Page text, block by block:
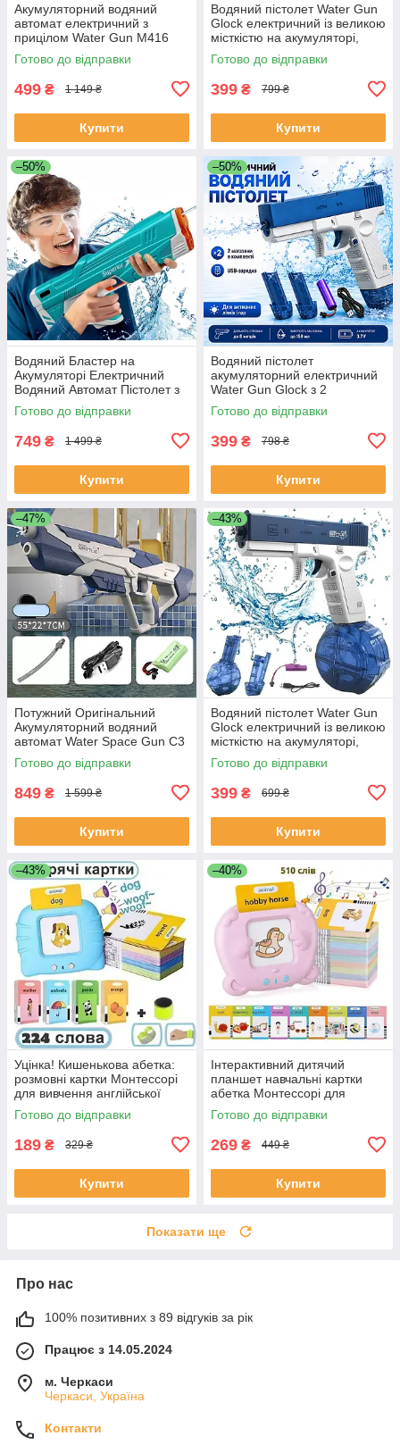
Акумуляторний водяний
автомат електричний з
прицілом Water Gun M416
синій Водні автомати
Готово до відправки
499 ₴ 1 149 ₴
Купити
Водяний пістолет Water Gun
Glock електричний із великою
місткістю на акумуляторі,
заряджання USB Синій
Готово до відправки
399 ₴ 799 ₴
Купити
–50%
Водяний Бластер на
Акумуляторі Електричний
Водяний Автомат Пістолет з
Автоматичним Насосом
Superior Gun Водні автомати
Готово до відправки
749 ₴ 1 499 ₴
Купити
–50%
Водяний пістолет
акумуляторний електричний
Water Gun Glock з 2
обоймами для води Синій
Готово до відправки
399 ₴ 798 ₴
Купити
–47%
Потужний Оригінальний
Акумуляторний водяний
автомат Water Space Gun C3
з автоматичним
закачуванням води синій
Готово до відправки
849 ₴ 1 599 ₴
Купити
–43%
Водяний пістолет Water Gun
Glock електричний із великою
місткістю на акумуляторі,
заряджання USB Синій
Готово до відправки
399 ₴ 699 ₴
Купити
–43%
Уцінка! Кишенькова абетка:
розмовні картки Монтессорі
для вивчення англійської
мови на 224 слова Синій
Готово до відправки
189 ₴ 329 ₴
Купити
–40%
Інтерактивний дитячий
планшет навчальні картки
абетка Монтессорі для
вивчення английської мови
510 слів
Готово до відправки
269 ₴ 449 ₴
Купити
Показати ще
Про нас
100% позитивних з 89 відгуків за рік
Працює з 14.05.2024
м. Черкаси
Черкаси, Україна
Контакти